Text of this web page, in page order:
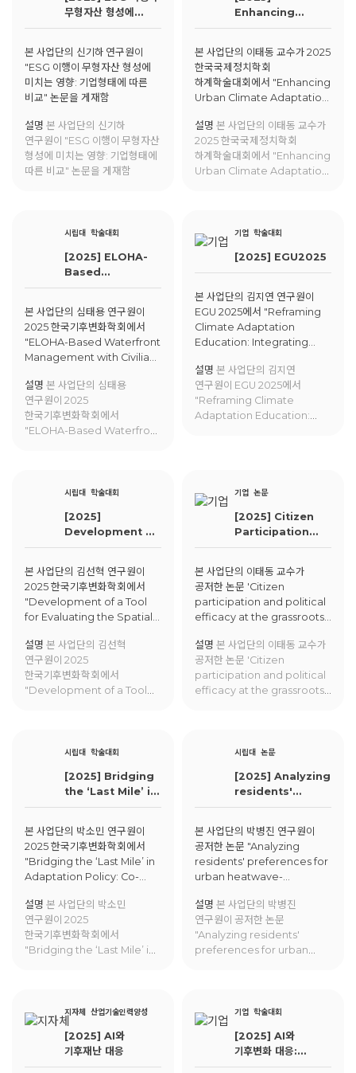
무형자산 형성에
미치는 영향:
본 사업단의 신기하 연구원이
"ESG 이행이 무형자산 형성에
미치는 영향: 기업형태에 따른
비교" 논문을 게재함
설명 본 사업단의 신기하
연구원이 "ESG 이행이 무형자산
형성에 미치는 영향: 기업형태에
따른 비교" 논문을 게재함
Enhancing
Urban Climate
Efficacy throgh
Living Labs: A
Case Study of
Seodaemun-gu
본 사업단의 이태동 교수가 2025
한국국제정치학회
하계학술대회에서 "Enhancing
Urban Climate Adaptation
Labs: A Case Study of
Seodaemun-gu"에 대해
발표함.
설명 본 사업단의 이태동 교수가
2025 한국국제정치학회
하계학술대회에서 "Enhancing
Urban Climate Adaptation
발표함.
시립대 학술대회
[2025] ELOHA-
Based
Waterfront
with Civilian
Collaboration
본 사업단의 심태용 연구원이
2025 한국기후변화학회에서
"ELOHA-Based Waterfront
Management with Civilian
발표함.
설명 본 사업단의 심태용
연구원이 2025
한국기후변화학회에서
"ELOHA-Based Waterfront
기업 학술대회
[2025] EGU2025
본 사업단의 김지연 연구원이
EGU 2025에서 "Reframing
Climate Adaptation
Education: Integrating
Frameworks to Engage
Children"에 대한 발표를
진행함
설명 본 사업단의 김지연
연구원이 EGU 2025에서
"Reframing Climate
Adaptation Education:
시립대 학술대회
[2025]
Development of
a Tool for
Spatial
Suitability of
Urban Shade to
Enhance Heat
Mitigation
Capacity:
Application of a
Climate Change
Risk Framework
본 사업단의 김선혁 연구원이
2025 한국기후변화학회에서
"Development of a Tool
for Evaluating the Spatial
to Enhance Heat
Mitigation Capacity:
Application of a Climate
Change Risk
설명 본 사업단의 김선혁
연구원이 2025
한국기후변화학회에서
"Development of a Tool
Mitigation Capacity:
Change Risk
Framework"에 대해 발표함.
기업 논문
[2025] Citizen
Participation
and Political
Grassroots
Level: The Case
of Residents’
Self-Governance
Associations in
Seoul, South
Korea
본 사업단의 이태동 교수가
공저한 논문 'Citizen
participation and political
efficacy at the grassroots
residents’ self-
governance associations
in seoul, south korea'이
Voluntas에 게재됨.
설명 본 사업단의 이태동 교수가
공저한 논문 'Citizen
participation and political
efficacy at the grassroots
in seoul, south korea'이
시립대 학술대회
[2025] Bridging
the ‘Last Mile’ in
Adaptation
Producing Hea-
Related
Indicators to
Enhance
Actionable
Information
본 사업단의 박소민 연구원이
2025 한국기후변화학회에서
"Bridging the ‘Last Mile’ in
Adaptation Policy: Co-
Indicators to Enhance
Actionable Information"에
대해 발표함.
설명 본 사업단의 박소민
연구원이 2025
한국기후변화학회에서
"Bridging the ‘Last Mile’ in
Actionable Information"에
대해 발표함.
시립대 논문
[2025] Analyzing
residents'
preferences for
heatwave-
adaptation
facilities and
associated
demographic
characteristics
using a discrete
choice
본 사업단의 박병진 연구원이
공저한 논문 "Analyzing
residents' preferences for
urban heatwave-
associated demographic
characteristics using a
discrete choice
experiment"가 Urban
설명 본 사업단의 박병진
연구원이 공저한 논문
"Analyzing residents'
preferences for urban
characteristics using a
discrete choice
experiment"가 Urban
Climate에 게재됨.
지자체 산업기술인력양성
[2025] AI와
기후재난 대응
기업 학술대회
[2025] AI와
기후변화 대응:
정책순환이론에 따른